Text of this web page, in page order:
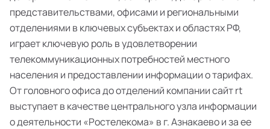
представительствами, офисами и региональными
отделениями в ключевых субъектах и областях РФ,
играет ключевую роль в удовлетворении
телекоммуникационных потребностей местного
населения и предоставлении информации о тарифах.
От головного офиса до отделений компании сайт rt
выступает в качестве центрального узла информации
о деятельности «Ростелекома» в г. Азнакаево и за ее